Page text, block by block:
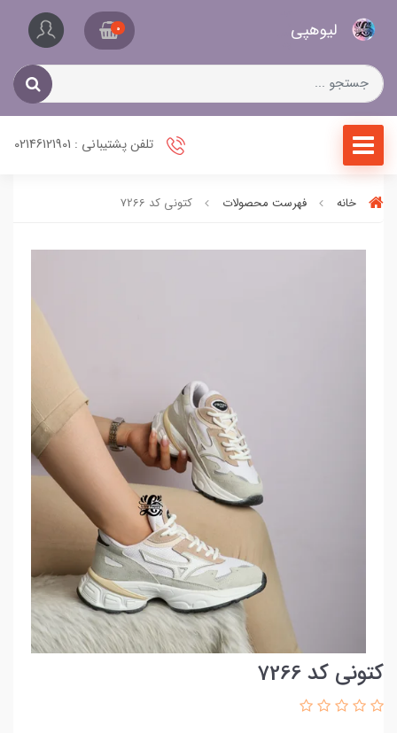
لیو‌هپی 0
تلفن پشتیبانی : 02146121901
خانه فهرست محصولات کتونی کد 7266
کتونی کد 7266